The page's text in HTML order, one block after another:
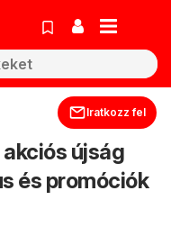
Iratkozz fel
újság
és promóciók